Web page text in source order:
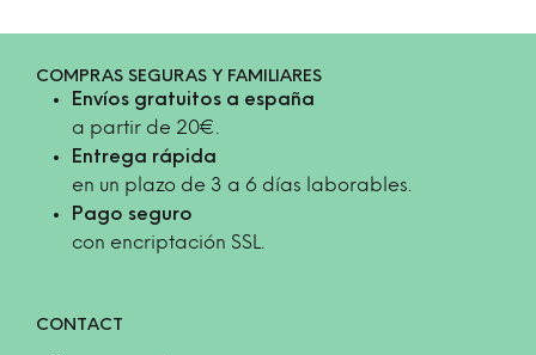
COMPRAS SEGURAS Y FAMILIARES
Envíos gratuitos a españa
a partir de 20€.
Entrega rápida
en un plazo de 3 a 6 días laborables.
Pago seguro
con encriptación SSL.
CONTACT